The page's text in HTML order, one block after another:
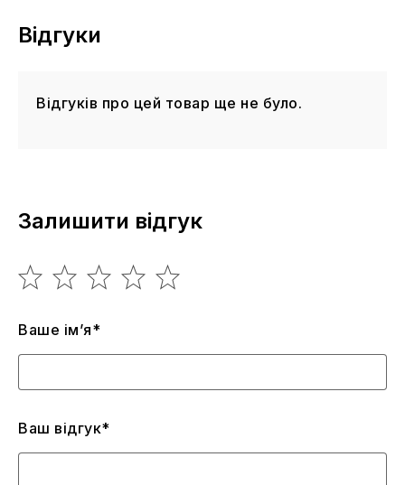
Відгуки
Відгуків про цей товар ще не було.
Залишити відгук
Ваше ім’я*
Ваш відгук*